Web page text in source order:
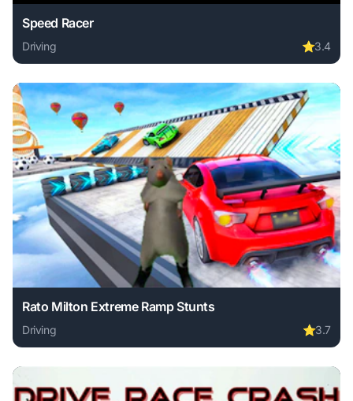
Speed Racer
Driving ⭐3.4
Play Speed Racer online free. driving game, no download
Rato Milton Extreme Ramp Stunts
Driving ⭐3.7
Play Rato Milton Extreme Ramp Stunts online free.